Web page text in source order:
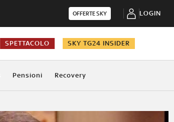
OFFERTE SKY LOGIN
SPETTACOLO SKY TG24 INSIDER
Pensioni Recovery